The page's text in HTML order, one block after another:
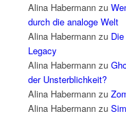
Alina Habermannzu
durch die analoge Welt
Alina Habermannzu
Legacy
Alina Habermannzu
der Unsterblichkeit?
Alina Habermannzu
Alina Habermannzu